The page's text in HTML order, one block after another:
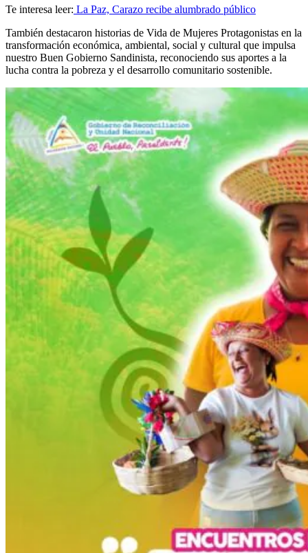
Te interesa leer: La Paz, Carazo recibe alumbrado público
También destacaron historias de Vida de Mujeres Protagonistas en la
transformación económica, ambiental, social y cultural que impulsa
nuestro Buen Gobierno Sandinista, reconociendo sus aportes a la
lucha contra la pobreza y el desarrollo comunitario sostenible.